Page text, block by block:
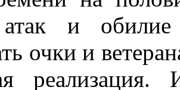
и обилие
очки и